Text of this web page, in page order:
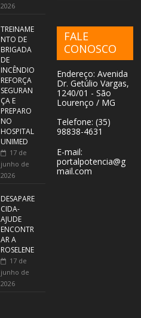
2026
TREINAME
NTO DE
BRIGADA
DE
INCÊNDIO
REFORÇA
SEGURAN
ÇA E
PREPARO
NO
HOSPITAL
UNIMED
17 de
junho de
2026
DESAPARE
CIDA-
AJUDE
ENCONTR
AR A
ROSELENE
17 de
junho de
2026
FALE
CONOSCO
Endereço: Avenida
Dr. Getúlio Vargas,
1240/01 - São
Lourenço / MG
Telefone: (35)
98838-4631
E-mail:
portalpotencia@g
mail.com